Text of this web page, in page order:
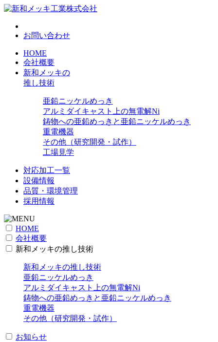
お問い合わせ
HOME
会社概要
新和メッキの
推し技術
亜鉛ニッケルめっき
アルミダイキャスト上の無電解Ni
鋳物への亜鉛めっきと亜鉛ニッケルめっき
重電機器
その他（研究開発・試作）
工場見学
対応加工一覧
設備情報
品質・環境管理
採用情報
HOME
会社概要
新和メッキの推し技術
新和メッキの推し技術
亜鉛ニッケルめっき
アルミダイキャスト上の無電解Ni
鋳物への亜鉛めっきと亜鉛ニッケルめっき
重電機器
その他（研究開発・試作）
お知らせ